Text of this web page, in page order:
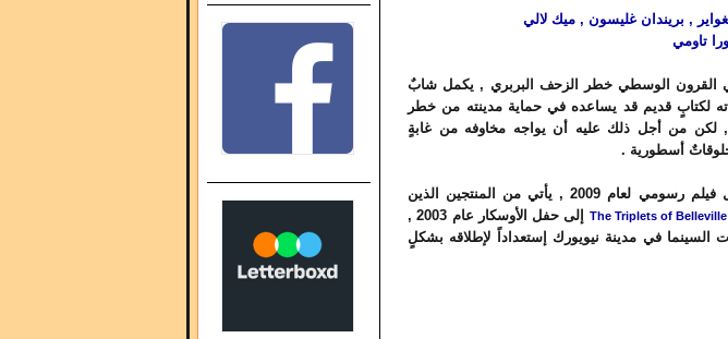
, بريندان غليسون , ميك لالي
تاومي
في القرون الوسطي خطر الزحف البربري , يكمل شابٌ
لكتابٍ قديم قد يساعده في حماية مدينته من خطر
, لكن من أجل ذلك عليه أن يواجه مخاوفه من غابةٍ
أسطورية .
مفاجأة ترشيحات الأوسكار في فئة أفضل فيلم رسومي لعام 2009 , يأتي من المنتجين الذين
The Triplets of Belleville
إلى حفل الأوسكار عام 2003 ,
السينما في مدينة نيويورك إستعداداً لإطلاقه بشكلٍ